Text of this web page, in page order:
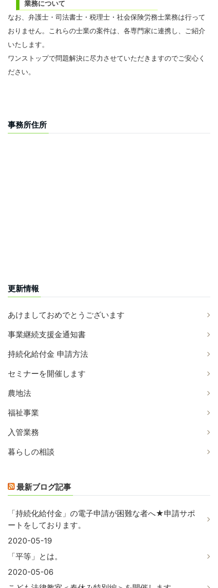
業務について
なお、弁護士・司法書士・税理士・社会保険労務士業務は行って
おりません。これらの士業の案件は、各専門家に連携し、ご紹介
いたします。
ワンストップで問題解決に尽力させていただきますのでご安心く
ださい。
事務所住所
更新情報
あけましておめでとうございます
事業継続支援金通知書
持続化給付金 申請方法
セミナーを開催します
農地法
福祉事業
入管業務
暮らしの相談
最新ブログ記事
「持続化給付金」の電子申請が困難な者へ★申請サポ
ートをしております。
2020-05-19
「平等」とは。
2020-05-06